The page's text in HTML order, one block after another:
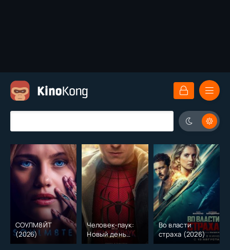
СОУЛМ8ЙТ
(2026)
Человек-паук:
Новый день
(2026)
Во власти
страха (2026)